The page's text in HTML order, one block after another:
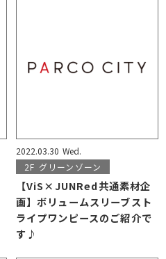
2022.03.30 Wed.
2F グリーンゾーン
【ViS×JUNRed共通素材企
画】ボリュームスリーブスト
ライプワンピースのご紹介で
す♪